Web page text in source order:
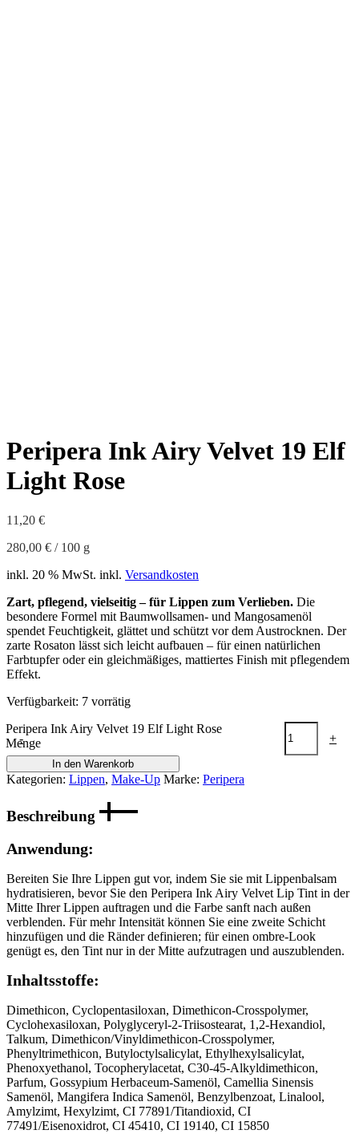
Peripera Ink Airy Velvet 19 Elf
Light Rose
11,20 €
280,00 € / 100 g
inkl. 20 % MwSt. inkl. Versandkosten
Zart, pflegend, vielseitig – für Lippen zum Verlieben. Die
besondere Formel mit Baumwollsamen- und Mangosamenöl
spendet Feuchtigkeit, glättet und schützt vor dem Austrocknen. Der
zarte Rosaton lässt sich leicht aufbauen – für einen natürlichen
Farbtupfer oder ein gleichmäßiges, mattiertes Finish mit pflegendem
Effekt.
Verfügbarkeit: 7 vorrätig
-
Peripera Ink Airy Velvet 19 Elf Light Rose
Menge
+
In den Warenkorb
Kategorien: Lippen, Make-Up Marke: Peripera
Beschreibung
Anwendung:
Bereiten Sie Ihre Lippen gut vor, indem Sie sie mit Lippenbalsam
hydratisieren, bevor Sie den Peripera Ink Airy Velvet Lip Tint in der
Mitte Ihrer Lippen auftragen und die Farbe sanft nach außen
verblenden. Für mehr Intensität können Sie eine zweite Schicht
hinzufügen und die Ränder definieren; für einen ombre-Look
genügt es, den Tint nur in der Mitte aufzutragen und auszublenden.
Inhaltsstoffe:
Dimethicon, Cyclopentasiloxan, Dimethicon-Crosspolymer,
Cyclohexasiloxan, Polyglyceryl-2-Triisostearat, 1,2-Hexandiol,
Talkum, Dimethicon/Vinyldimethicon-Crosspolymer,
Phenyltrimethicon, Butyloctylsalicylat, Ethylhexylsalicylat,
Phenoxyethanol, Tocopherylacetat, C30-45-Alkyldimethicon,
Parfum, Gossypium Herbaceum-Samenöl, Camellia Sinensis
Samenöl, Mangifera Indica Samenöl, Benzylbenzoat, Linalool,
Amylzimt, Hexylzimt, CI 77891/Titandioxid, CI
77491/Eisenoxidrot, CI 45410, CI 19140, CI 15850